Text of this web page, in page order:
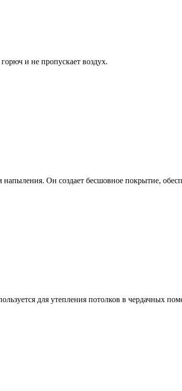
и не пропускает воздух.
Он создает бесшовное покрытие,
для утепления потолков в чердачных